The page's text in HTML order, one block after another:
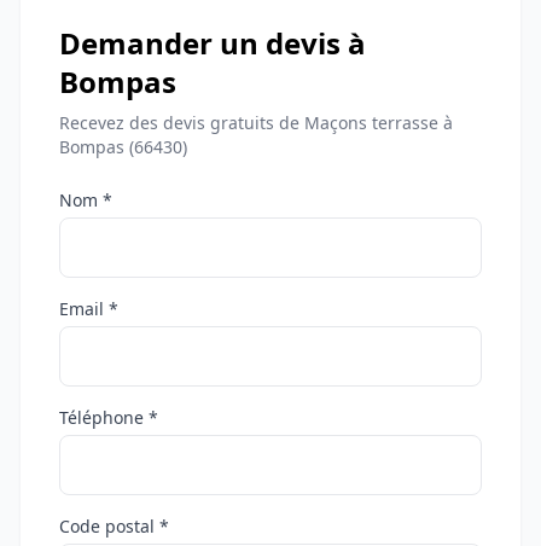
Demander un devis à
Bompas
Recevez des devis gratuits de Maçons terrasse à
Bompas (66430)
Nom *
Email *
Téléphone *
Code postal *